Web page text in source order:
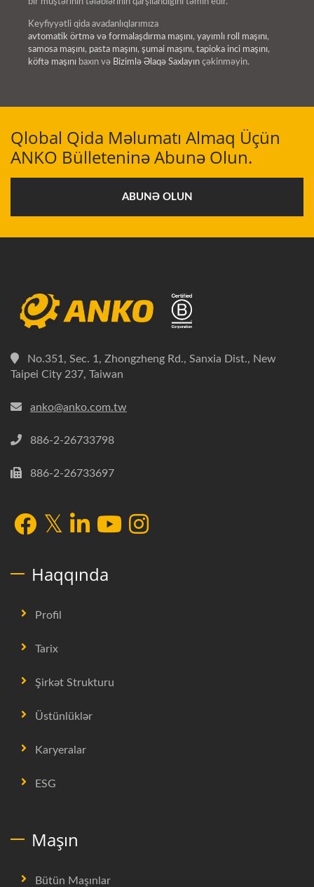
bir müştərinin tələblərinin qarşılandığını təmin edir.
Keyfiyyətli qida avadanlıqlarımıza
avtomatik örtmə və formalaşdırma maşını, yayımlı roll maşını,
samosa maşını, pasta maşını, şumai maşını, tapioka inci maşını,
köftə maşını baxın və Bizimlə Əlaqə Saxlayın çəkinməyin.
Qlobal Qida Məlumatı Almaq Üçün
ANKO Bülleteninə Abunə Olun.
ABUNƏ OLUN
No.351, Sec. 1, Zhongzheng Rd., Sanxia Dist., New
Taipei City 237, Taiwan
anko@anko.com.tw
886-2-26733798
886-2-26733697
Haqqında
Profil
Tarix
Şirkət Strukturu
Üstünlüklər
Karyeralar
ESG
Maşın
Bütün Maşınlar